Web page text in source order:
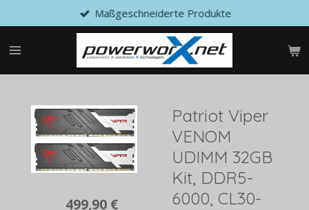
Hauptinhalt
springen
Maßgeschneiderte Produkte
Patriot Viper
VENOM
UDIMM 32GB
Kit, DDR5-
6000, CL30-
499,90 €